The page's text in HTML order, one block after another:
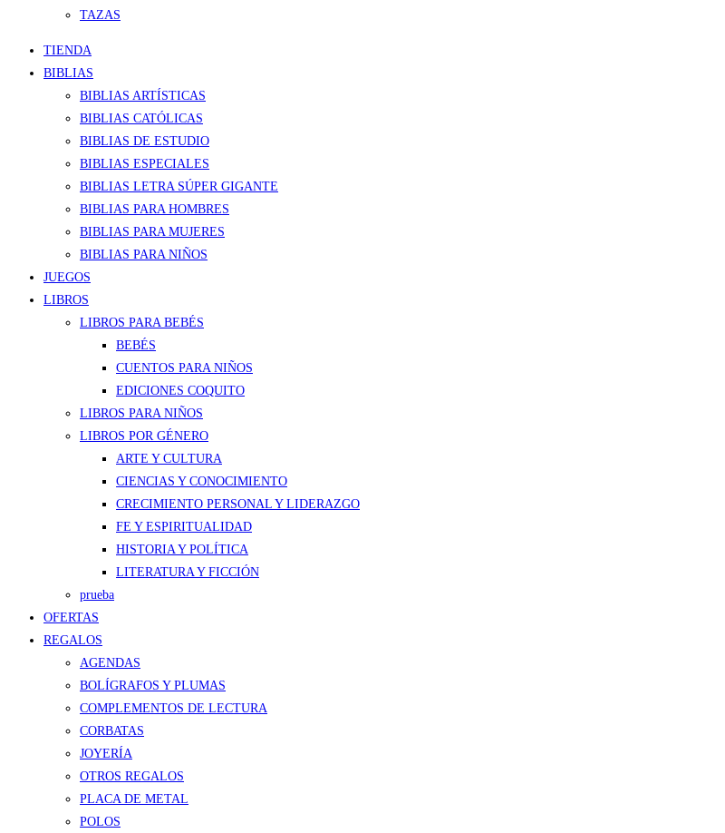
TAZAS
TIENDA
BIBLIAS
BIBLIAS ARTÍSTICAS
BIBLIAS CATÓLICAS
BIBLIAS DE ESTUDIO
BIBLIAS ESPECIALES
BIBLIAS LETRA SÚPER GIGANTE
BIBLIAS PARA HOMBRES
BIBLIAS PARA MUJERES
BIBLIAS PARA NIÑOS
JUEGOS
LIBROS
LIBROS PARA BEBÉS
BEBÉS
CUENTOS PARA NIÑOS
EDICIONES COQUITO
LIBROS PARA NIÑOS
LIBROS POR GÉNERO
ARTE Y CULTURA
CIENCIAS Y CONOCIMIENTO
CRECIMIENTO PERSONAL Y LIDERAZGO
FE Y ESPIRITUALIDAD
HISTORIA Y POLÍTICA
LITERATURA Y FICCIÓN
prueba
OFERTAS
REGALOS
AGENDAS
BOLÍGRAFOS Y PLUMAS
COMPLEMENTOS DE LECTURA
CORBATAS
JOYERÍA
OTROS REGALOS
PLACA DE METAL
POLOS